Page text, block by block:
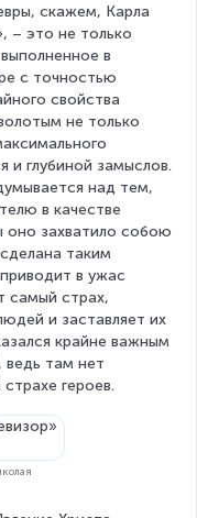
скажем, Карла
– это не только
в
с точностью
свойства
не только
глубиной замыслов.
над тем,
в качестве
оно захватило собою
таким
в ужас
самый страх,
и заставляет их
крайне важным
ведь там нет
героев.